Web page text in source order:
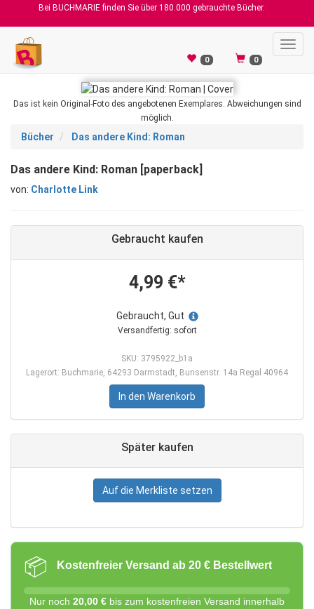
Bei BUCHMARIE finden Sie über 180.000 gebrauchte Bücher.
0 0
Das ist kein Original-Foto des angebotenen Exemplares. Abweichungen sind
möglich.
Bücher Das andere Kind: Roman
Das andere Kind: Roman [paperback]
von: Charlotte Link
Gebraucht kaufen
4,99 €*
Gebraucht, Gut
Versandfertig: sofort
SKU: 3795922_b1a
Lagerort: Buchmarie, 64293 Darmstadt, Bunsenstr. 14a Regal 40964
In den Warenkorb
Später kaufen
Auf die Merkliste setzen
📦 Kostenfreier Versand ab 20 € Bestellwert
Nur noch 20,00 € bis zum kostenfreien Versand innerhalb